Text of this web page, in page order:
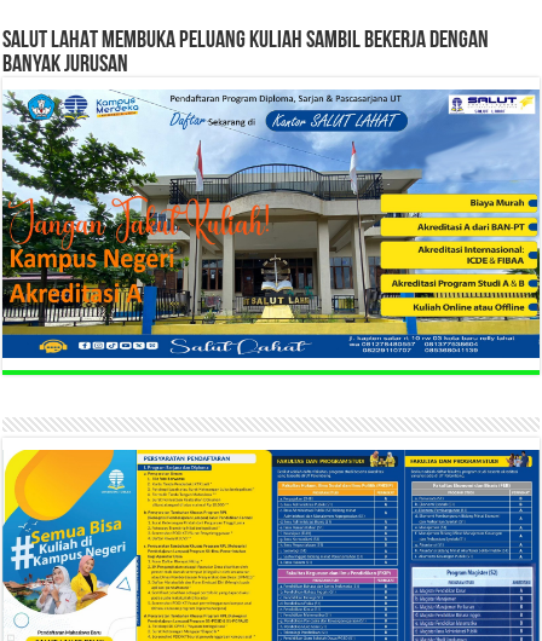
SALUT LAHAT MEMBUKA PELUANG KULIAH SAMBIL BEKERJA DENGAN
BANYAK JURUSAN